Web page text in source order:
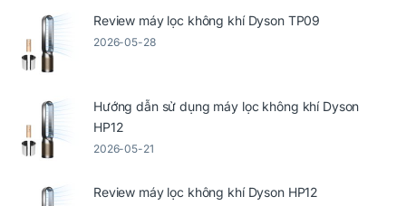
Review máy lọc không khí Dyson TP09
2026-05-28
Hướng dẫn sử dụng máy lọc không khí Dyson
HP12
2026-05-21
Review máy lọc không khí Dyson HP12